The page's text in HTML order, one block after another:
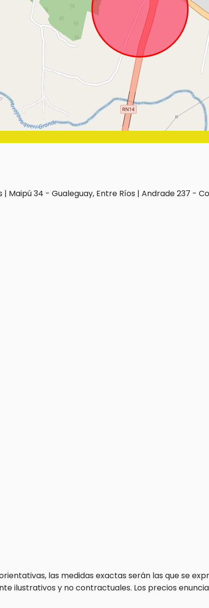
Maipú 34 - Gualeguay, Entre Ríos | Andrade 237 -
las medidas exactas serán las que se
ilustrativos y no contractuales. Los precios